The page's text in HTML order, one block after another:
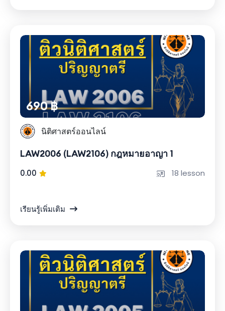
690 ฿
นิติศาสตร์ออนไลน์
LAW2006 (LAW2106) กฎหมายอาญา 1
0.00 18 lesson
เรียนรู้เพิ่มเติม